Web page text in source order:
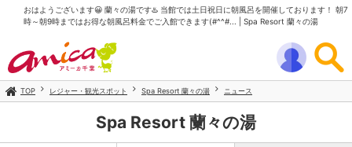
おはようございます😀 蘭々の湯です♨️ 当館では土日祝日に朝風呂を開催しております！ 朝7
時～朝9時まではお得な朝風呂料金でご入館できます(#^^#... | Spa Resort 蘭々の湯
TOP レジャー・観光スポット Spa Resort 蘭々の湯 ニュース
Spa Resort 蘭々の湯